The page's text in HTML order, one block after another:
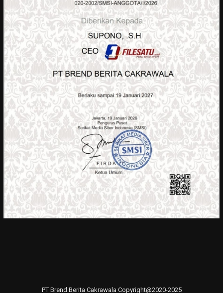
PT Brend Berita Cakrawala Copyright@2020-2025